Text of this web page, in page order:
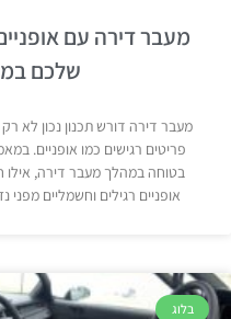
מעבר דירה עם
שלכם
מעבר דירה דורש תכנון נכון לא
פריטים רגישים כמו אופניים.
בטוחה במהלך מעבר דירה,
אופניים רגילים וחשמליים
בלוג